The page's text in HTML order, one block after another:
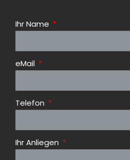
Ihr Name
eMail
Telefon
Ihr Anliegen